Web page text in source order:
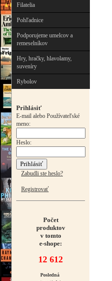
Filatelia
Pohľadnice
Podporujeme umelcov a
remeselníkov
Hry, hračky, hlavolamy,
suveníry
Rybolov
Prihlásiť
E-mail alebo Používateľské
meno:
Heslo:
Zabudli ste heslo?
Registrovať
Počet
produktov
v tomto
e-shope:
12 612
Posledná